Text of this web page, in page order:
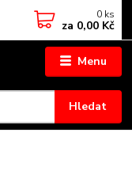
Menu
Hledat
0 ks
za 0,00 Kč